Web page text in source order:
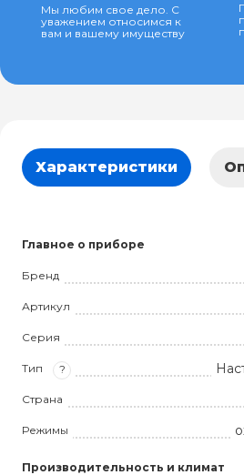
Мы любим свое дело. С
уважением относимся к
вам и вашему имуществу
Характеристики
Главное о приборе
Бренд
Артикул
Серия
Тип ?
Страна
Режимы
Производительность и климат